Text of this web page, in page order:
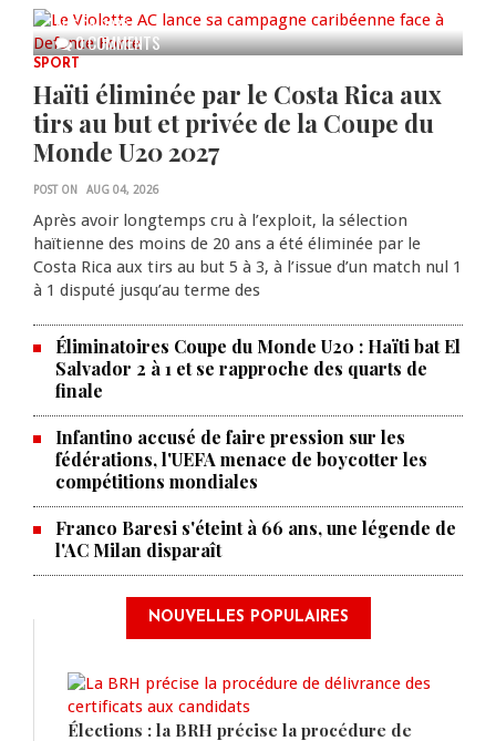
0 COMMENTS
AUG 04, 2026
SPORT
Haïti éliminée par le Costa Rica aux
tirs au but et privée de la Coupe du
Monde U20 2027
POST ON AUG 04, 2026
Après avoir longtemps cru à l’exploit, la sélection
haïtienne des moins de 20 ans a été éliminée par le
Costa Rica aux tirs au but 5 à 3, à l’issue d’un match nul 1
à 1 disputé jusqu’au terme des
Éliminatoires Coupe du Monde U20 : Haïti bat El
Salvador 2 à 1 et se rapproche des quarts de
finale
Infantino accusé de faire pression sur les
fédérations, l'UEFA menace de boycotter les
compétitions mondiales
Franco Baresi s'éteint à 66 ans, une légende de
l'AC Milan disparaît
NOUVELLES POPULAIRES
Élections : la BRH précise la procédure de